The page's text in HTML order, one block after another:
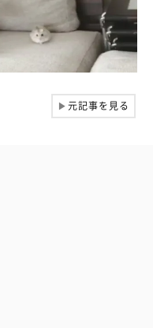
▶元記事を見る